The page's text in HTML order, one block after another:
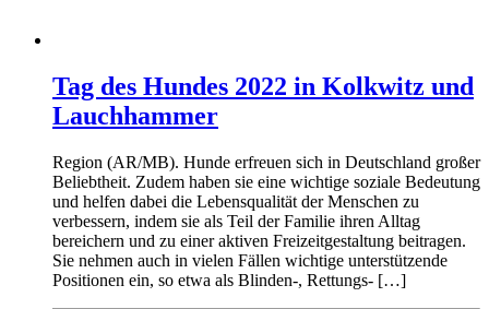
Tag des Hundes 2022 in Kolkwitz und
Lauchhammer
Region (AR/MB). Hunde erfreuen sich in Deutschland großer
Beliebtheit. Zudem haben sie eine wichtige soziale Bedeutung
und helfen dabei die Lebensqualität der Menschen zu
verbessern, indem sie als Teil der Familie ihren Alltag
bereichern und zu einer aktiven Freizeitgestaltung beitragen.
Sie nehmen auch in vielen Fällen wichtige unterstützende
Positionen ein, so etwa als Blinden-, Rettungs- […]